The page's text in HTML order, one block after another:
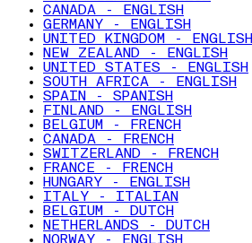
CANADA - ENGLISH
GERMANY - ENGLISH
UNITED KINGDOM - ENGLISH
NEW ZEALAND - ENGLISH
UNITED STATES - ENGLISH
SOUTH AFRICA - ENGLISH
SPAIN - SPANISH
FINLAND - ENGLISH
BELGIUM - FRENCH
CANADA - FRENCH
SWITZERLAND - FRENCH
FRANCE - FRENCH
HUNGARY - ENGLISH
ITALY - ITALIAN
BELGIUM - DUTCH
NETHERLANDS - DUTCH